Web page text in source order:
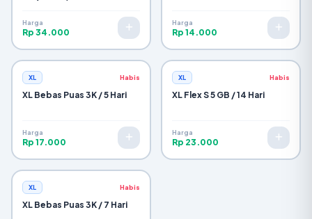
Harga
Rp 34.000
Harga
Rp 14.000
XL Habis
XL Bebas Puas 3K / 5 Hari
Harga
Rp 17.000
XL Habis
XL Flex S 5 GB / 14 Hari
Harga
Rp 23.000
XL Habis
XL Bebas Puas 3K / 7 Hari